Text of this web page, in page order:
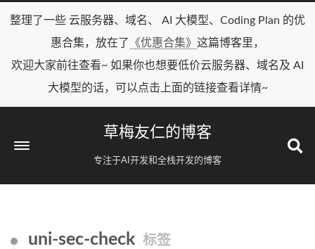
整理了一些 云服务器、域名、 AI 大模型、Coding Plan 的优
惠合集，放在了
《优惠合集》 这篇博客里，
欢迎大家前往查看~ 如果你也想要低价云服务器、域名及 AI
大模型的话，可以点击上面的链接查看详情~
草梅友仁的博客
专注于AI开发和全栈开发的博客
uni-sec-check 标签